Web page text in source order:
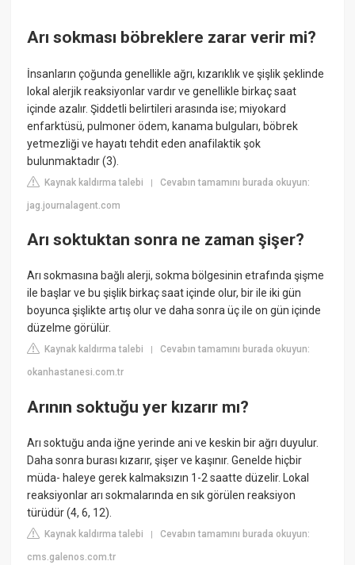
Arı sokması böbreklere zarar verir mi?
İnsanların çoğunda genellikle ağrı, kızarıklık ve şişlik şeklinde
lokal alerjik reaksiyonlar vardır ve genellikle birkaç saat
içinde azalır. Şiddetli belirtileri arasında ise; miyokard
enfarktüsü, pulmoner ödem, kanama bulguları, böbrek
yetmezliği ve hayatı tehdit eden anafilaktik şok
bulunmaktadır (3).
Kaynak kaldırma talebi |Cevabın tamamını burada okuyun:
jag.journalagent.com
Arı soktuktan sonra ne zaman şişer?
Arı sokmasına bağlı alerji, sokma bölgesinin etrafında şişme
ile başlar ve bu şişlik birkaç saat içinde olur, bir ile iki gün
boyunca şişlikte artış olur ve daha sonra üç ile on gün içinde
düzelme görülür.
Kaynak kaldırma talebi |Cevabın tamamını burada okuyun:
okanhastanesi.com.tr
Arının soktuğu yer kızarır mı?
Arı soktuğu anda iğne yerinde ani ve keskin bir ağrı duyulur.
Daha sonra burası kızarır, şişer ve kaşınır. Genelde hiçbir
müda- haleye gerek kalmaksızın 1-2 saatte düzelir. Lokal
reaksiyonlar arı sokmalarında en sık görülen reaksiyon
türüdür (4, 6, 12).
Kaynak kaldırma talebi |Cevabın tamamını burada okuyun:
cms.galenos.com.tr